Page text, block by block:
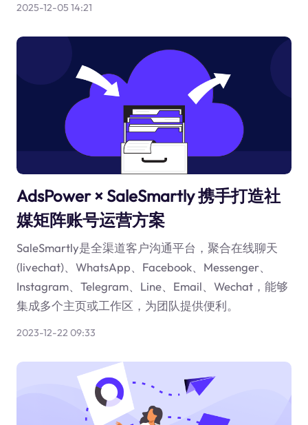
2025-12-05 14:21
AdsPower × SaleSmartly 携手打造社
媒矩阵账号运营方案
SaleSmartly是全渠道客户沟通平台，聚合在线聊天
(livechat)、WhatsApp、Facebook、Messenger、
Instagram、Telegram、Line、Email、Wechat，能够
集成多个主页或工作区，为团队提供便利。
2023-12-22 09:33